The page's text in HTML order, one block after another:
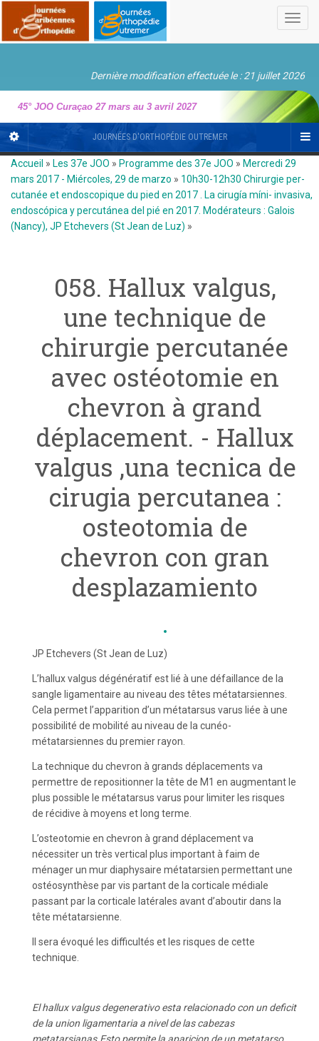
Dernière modification effectuée le : 21 juillet 2026
45° JOO Curaçao 27 mars au 3 avril 2027
JOURNÉES D'ORTHOPÉDIE OUTREMER
Accueil » Les 37e JOO » Programme des 37e JOO » Mercredi 29
mars 2017 - Miércoles, 29 de marzo » 10h30-12h30 Chirurgie per-
cutanée et endoscopique du pied en 2017 . La cirugía míni- invasiva,
endoscópica y percutánea del pié en 2017. Modérateurs : Galois
(Nancy), JP Etchevers (St Jean de Luz) »
058. Hallux valgus,
une technique de
chirurgie percutanée
avec ostéotomie en
chevron à grand
déplacement. - Hallux
valgus ,una tecnica de
cirugia percutanea :
osteotomia de
chevron con gran
desplazamiento
JP Etchevers (St Jean de Luz)
L’hallux valgus dégénératif est lié à une défaillance de la
sangle ligamentaire au niveau des têtes métatarsiennes.
Cela permet l’apparition d’un métatarsus varus liée à une
possibilité de mobilité au niveau de la cunéo-
métatarsiennes du premier rayon.
La technique du chevron à grands déplacements va
permettre de repositionner la tête de M1 en augmentant le
plus possible le métatarsus varus pour limiter les risques
de récidive à moyens et long terme.
L’osteotomie en chevron à grand déplacement va
nécessiter un très vertical plus important à faim de
ménager un mur diaphysaire métatarsien permettant une
ostéosynthèse par vis partant de la corticale médiale
passant par la corticale latérales avant d’aboutir dans la
tête métatarsienne.
Il sera évoqué les difficultés et les risques de cette
technique.
El hallux valgus degenerativo esta relacionado con un deficit
de la union ligamentaria a nivel de las cabezas